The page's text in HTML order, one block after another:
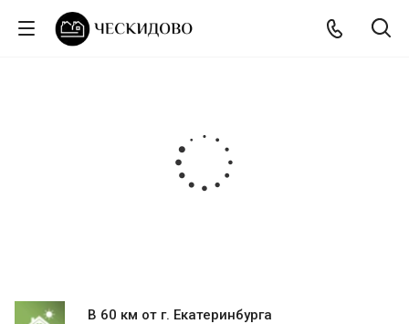
В 60 км от г. Екатеринбурга